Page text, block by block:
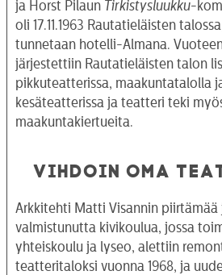
ja Horst Pilaun Tirkistysluukku-
oli 17.11.1963 Rautatieläisten
tunnetaan hotelli-Almana.
järjestettiin Rautatieläisten talon
pikkuteatterissa, maakuntatalolla
kesäteatterissa ja teatteri teki
maakuntakiertueita.
VIHDOIN OMA
Arkkitehti Matti Visannin piirtämää
valmistunutta kivikoulua, jossa
yhteiskoulu ja lyseo, alettiin
teatteritaloksi vuonna 1968, ja